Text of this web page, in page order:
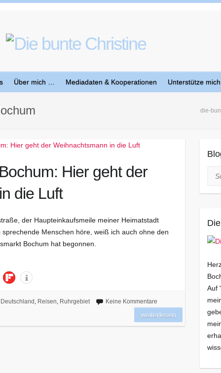
Über mich … Mediadaten & Kooperationen Unterstütze mich
die-
Hier geht der
die Luft
der Haupteinkaufsmeile meiner Heimatstadt
Menschen höre, weiß ich auch ohne den
Bochum hat begonnen.
Deutschland , Reisen, Ruhrgebiet Keine Kommentare
weiterlesen
Auf